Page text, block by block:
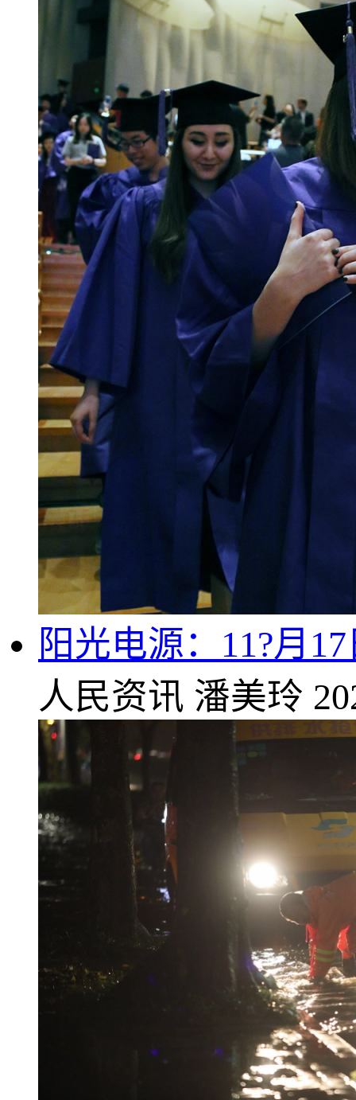
阳光电源：11?月
人民资讯 潘美玲